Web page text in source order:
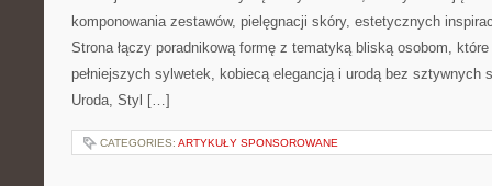
komponowania zestawów, pielęgnacji skóry, estetycznych
Strona łączy poradnikową formę z tematyką bliską osobom,
pełniejszych sylwetek, kobiecą elegancją i urodą bez sztywnych
Uroda, Styl […]
CATEGORIES: ARTYKUŁY SPONSOROWANE